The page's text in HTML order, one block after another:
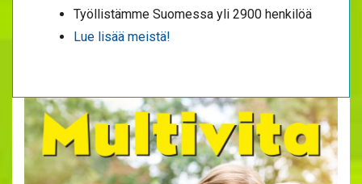
Työllistämme Suomessa yli 2900 henkilöä
Lue lisää meistä!